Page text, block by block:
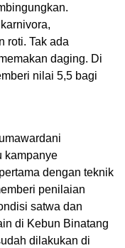
roti. Tak ada
daging. Di
nilai 5,5 bagi
kampanye
dengan teknik
penilaian
satwa dan
di Kebun Binatang
dilakukan di